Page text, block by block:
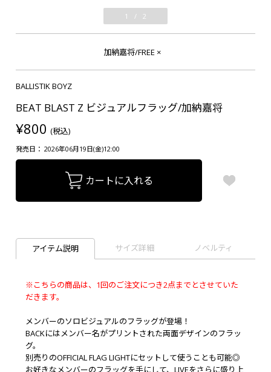
1 / 2
加納嘉将/FREE ×
BALLISTIK BOYZ
BEAT BLAST Z ビジュアルフラッグ/加納嘉将
¥800 (税込)
発売日： 2026年06月19日(金)12:00
カートに入れる
アイテム説明 サイズ詳細 ノベルティ
※こちらの商品は、1回のご注文につき2点までとさせていた
だきます。
メンバーのソロビジュアルのフラッグが登場！
BACKにはメンバー名がプリントされた両面デザインのフラッ
グ。
別売りのOFFICIAL FLAG LIGHTにセットして使うことも可能◎
お好きなメンバーのフラッグを手にして、LIVEをさらに盛り上